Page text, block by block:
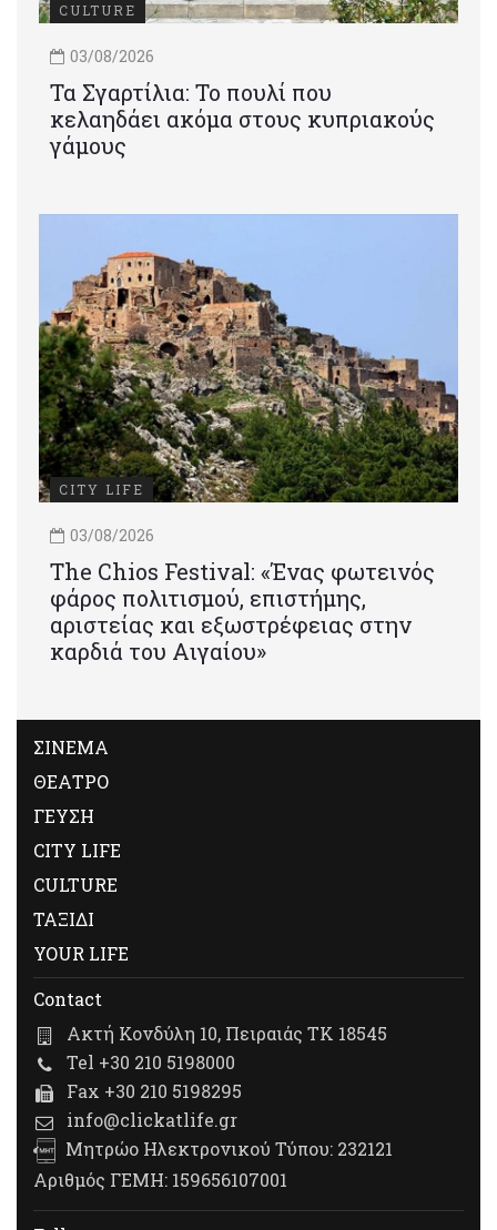
CULTURE
03/08/2026
Τα Σγαρτίλια: Το πουλί που
κελαηδάει ακόμα στους κυπριακούς
γάμους
CITY LIFE
03/08/2026
Τhe Chios Festival: «Ένας φωτεινός
φάρος πολιτισμού, επιστήμης,
αριστείας και εξωστρέφειας στην
καρδιά του Αιγαίου»
ΣΙΝΕΜΑ
ΘΕΑΤΡΟ
ΓΕΥΣΗ
CITY LIFE
CULTURE
ΤΑΞΙΔΙ
YOUR LIFE
Contact
Ακτή Κονδύλη 10, Πειραιάς ΤΚ 18545
Tel +30 210 5198000
Fax +30 210 5198295
info@clickatlife.gr
Μητρώο Ηλεκτρονικού Τύπου: 232121
Αριθμός ΓΕΜΗ: 159656107001